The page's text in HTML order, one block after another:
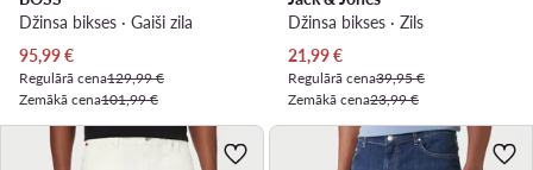
Džinsa bikses · Gaiši zila
Pašreizējā cena
95,99€
Regulārā cena129,99 €
Zemākā cena101,99 €
Džinsa bikses · Zils
Pašreizējā cena
21,99€
Regulārā cena39,95 €
Zemākā cena23,99 €